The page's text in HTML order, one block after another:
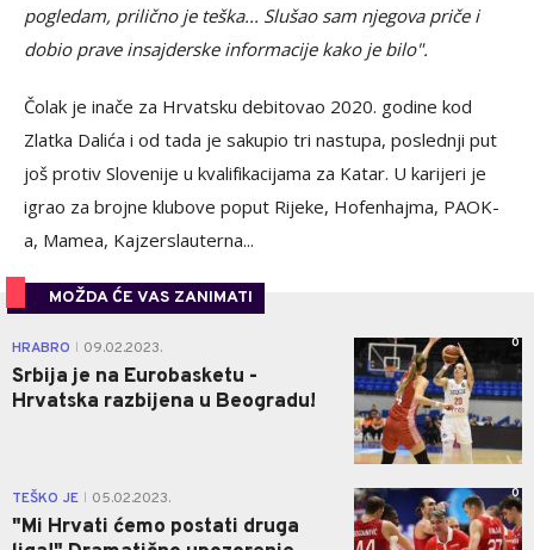
pogledam, prilično je teška... Slušao sam njegova priče i
dobio prave insajderske informacije kako je bilo".
Čolak je inače za Hrvatsku debitovao 2020. godine kod
Zlatka Dalića i od tada je sakupio tri nastupa, poslednji put
još protiv Slovenije u kvalifikacijama za Katar. U karijeri je
igrao za brojne klubove poput Rijeke, Hofenhajma, PAOK-
a, Mamea, Kajzerslauterna...
MOŽDA ĆE VAS ZANIMATI
HRABRO 09.02.2023.
Srbija je na Eurobasketu -
Hrvatska razbijena u Beogradu!
0
TEŠKO JE 05.02.2023.
"Mi Hrvati ćemo postati druga
0